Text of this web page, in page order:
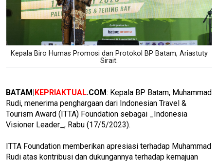
Kepala Biro Humas Promosi dan Protokol BP Batam, Ariastuty
Sirait.
BATAM|KEPRIAKTUAL.COM: Kepala BP Batam, Muhammad
Rudi, menerima penghargaan dari Indonesian Travel &
Tourism Award (ITTA) Foundation sebagai _Indonesia
Visioner Leader_, Rabu (17/5/2023).
ITTA Foundation memberikan apresiasi terhadap Muhammad
Rudi atas kontribusi dan dukungannya terhadap kemajuan